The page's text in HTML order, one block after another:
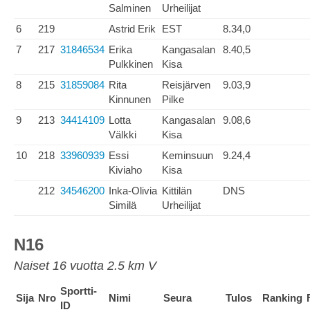
Salminen
Urheilijat
6 219 Astrid Erik EST
8.34,0
7
217 31846534 Erika
Pulkkinen
Kangasalan
Kisa
8.40,5
8 215 31859084 Rita
Kinnunen
Reisjärven
Pilke
9.03,9
9 213 34414109 Lotta
Välkki
Kangasalan
Kisa
9.08,6
10 218 33960939 Essi
Kiviaho
Keminsuun
Kisa
9.24,4
212 34546200 Inka-Olivia
Similä
Kittilän
Urheilijat
DNS
N16
Naiset 16 vuotta 2.5 km V
Sija Nro
Sportti-
ID
Nimi Seura Tulos Ranking